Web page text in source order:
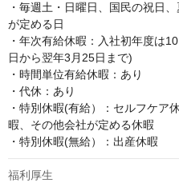
・毎週土・日曜日、国民の祝日
が定める日
・年次有給休暇：入社初年度は
日から翌年3月25日まで)
・時間単位有給休暇：あり
・代休：あり
・特別休暇(有給）：セルフケア
暇、その他会社が定める休暇
・特別休暇(無給）：出産休暇
福利厚生